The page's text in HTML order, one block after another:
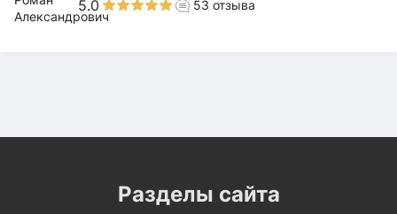
5.0 53 отзыва
Разделы сайта